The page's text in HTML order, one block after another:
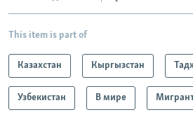
This item is part of
Казахстан Кыргызстан
Узбекистан В мире